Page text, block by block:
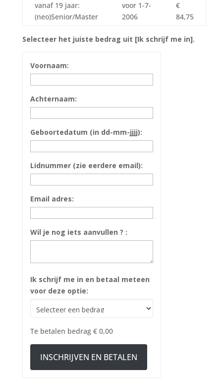
vanaf 19 jaar:
(neo)Senior/Master
voor 1-7-
2006
€
84,75
Selecteer het juiste bedrag uit [Ik schrijf me in].
Voornaam:
Achternaam:
Geboortedatum (in dd-mm-jjjj):
Lidnummer (zie eerdere email):
Email adres:
Wil je nog iets aanvullen ? :
Ik schrijf me in en betaal meteen
voor deze optie:
Te betalen bedrag € 0,00
INSCHRIJVEN EN BETALEN